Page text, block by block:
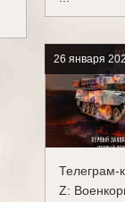
26 января
Телеграм-
Z: